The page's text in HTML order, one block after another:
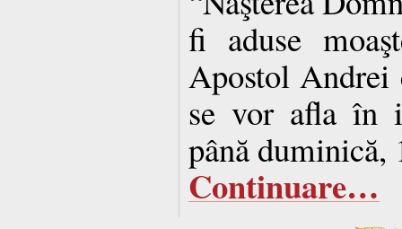
fi aduse
Apostol Andrei
se vor afla în
până duminică,
Continuare…